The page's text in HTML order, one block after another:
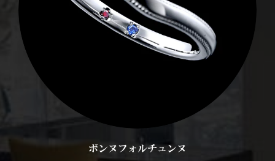
ボンヌフォルチュンヌ